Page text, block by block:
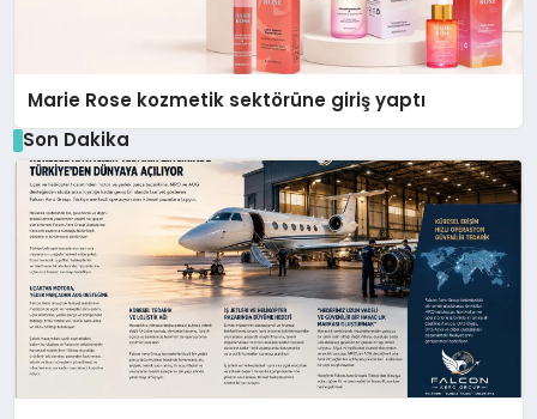
Marie Rose kozmetik sektörüne giriş yaptı
Son Dakika